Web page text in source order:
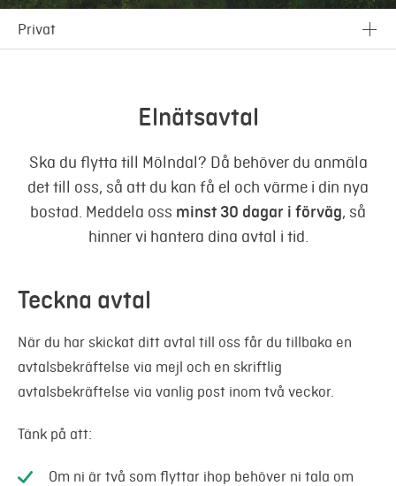
Få bonus
Logga in
Mina sidor
Privat
Tillfällig anslutning
Egen elproduktion
Skadeanmälan
För installatörer
Elnätsavtal
Ska du flytta till Mölndal? Då behöver du anmäla
det till oss, så att du kan få el och värme i din nya
bostad. Meddela oss minst 30 dagar i förväg, så
hinner vi hantera dina avtal i tid.
Teckna avtal
När du har skickat ditt avtal till oss får du tillbaka en
avtalsbekräftelse via mejl och en skriftlig
avtalsbekräftelse via vanlig post inom två veckor.
Tänk på att:
Om ni är två som flyttar ihop behöver ni tala om